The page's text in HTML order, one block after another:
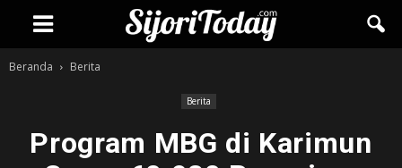
Beranda Berita
Berita
Program MBG di Karimun